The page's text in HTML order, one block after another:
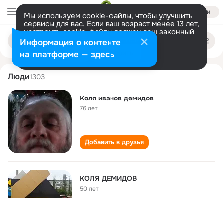
Войти
Мы используем cookie-файлы, чтобы улучшить
сервисы для вас. Если ваш возраст менее 13 лет,
настроить cookie-файлы должен ваш законный
представитель. Больше информации
Разрешить все Настроить
Поиск
людям
kolya demidov
Люди1303
Коля иванов демидов
76 лет
Добавить в друзья
КОЛЯ ДЕМИДОВ
50 лет
Информация о контенте
на платформе — здесь